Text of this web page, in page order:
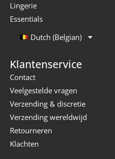
Lingerie
Essentials
Dutch (Belgian)
Klantenservice
Contact
Veelgestelde vragen
Verzending & discretie
Verzending wereldwijd
Retourneren
Klachten